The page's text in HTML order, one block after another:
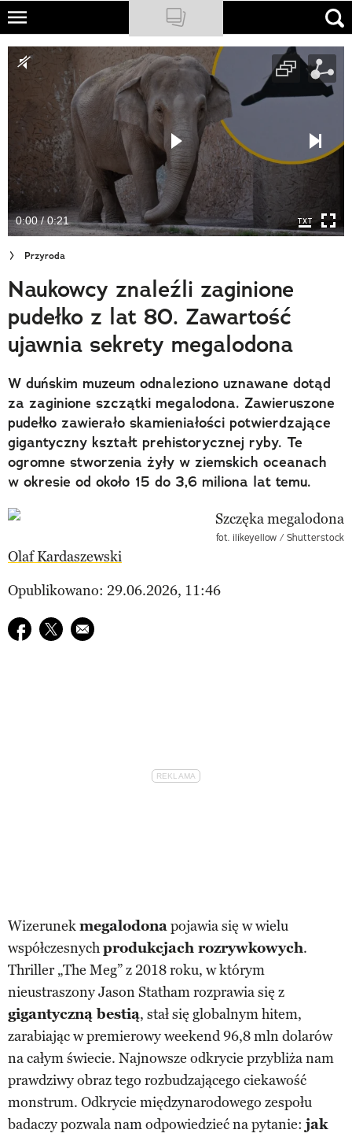
Skip
main
content
NATIONAL GEOGRAPHIC
TRAVELER
PODCASTY
Sklep
Newsletter
Cuda Polski
Wielki Konkurs Fotograficzny
Trendbook Podróżniczy
Polecane
0:00 / 0:21
Przyroda
Naukowcy znaleźli zaginione
pudełko z lat 80. Zawartość
ujawnia sekrety megalodona
W duńskim muzeum odnaleziono uznawane dotąd
za zaginione szczątki megalodona. Zawieruszone
pudełko zawierało skamieniałości potwierdzające
gigantyczny kształt prehistorycznej ryby. Te
ogromne stworzenia żyły w ziemskich oceanach
w okresie od około 15 do 3,6 miliona lat temu.
fot. ilikeyellow / Shutterstock
Olaf Kardaszewski
Opublikowano: 29.06.2026, 11:46
Udostępnij na facebook
Udostępnij na twitter
E-mail do przyjaciela
Wizerunekmegalodonapojawia się w wielu
współczesnychprodukcjach rozrywkowych.
Thriller „The Meg” z 2018 roku, w którym
nieustraszony Jason Statham rozprawia się z
gigantyczną bestią, stał się globalnym hitem,
zarabiając w premierowy weekend 96,8 mln dolarów
na całym świecie. Najnowsze odkrycie przybliża nam
prawdziwy obraz tego rozbudzającego ciekawość
monstrum. Odkrycie międzynarodowego zespołu
badaczy pozwala nam odpowiedzieć na pytanie: jak